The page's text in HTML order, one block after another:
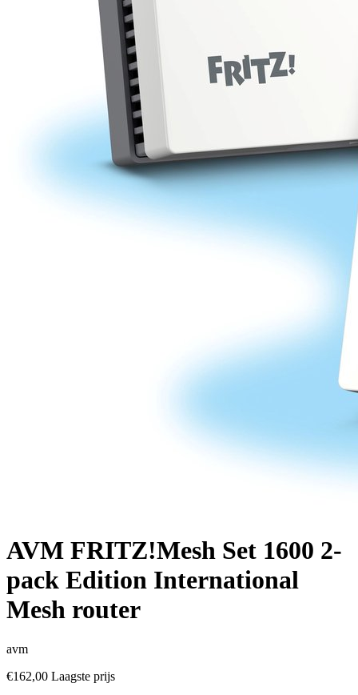
AVM FRITZ!Mesh Set 1600 2-
pack Edition International
Mesh router
avm
€162,00 Laagste prijs